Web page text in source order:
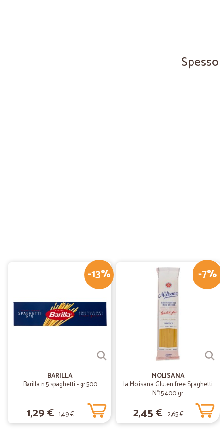
-13%
BARILLA
Barilla n.5 spaghetti - gr.500
1,29 € 1,49 €
-7%
MOLISANA
la Molisana Gluten free Spaghetti
N°15 400 gr.
2,45 € 2,65 €